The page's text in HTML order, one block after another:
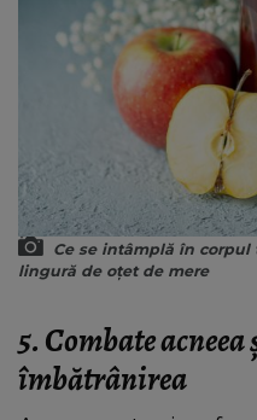
Ce se intâmplă în
lingură de oțet de mere
5. Combate
îmbătrânirea